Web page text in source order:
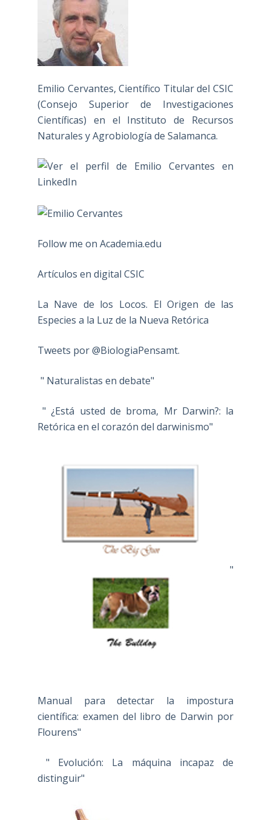
Emilio Cervantes, Científico Titular del CSIC
(Consejo Superior de Investigaciones
Científicas) en el Instituto de Recursos
Naturales y Agrobiología de Salamanca.
Follow me on Academia.edu
Artículos en digital CSIC
La Nave de los Locos. El Origen de las
Especies a la Luz de la Nueva Retórica
Tweets por @BiologiaPensamt.
" Naturalistas en debate"
" ¿Está usted de broma, Mr Darwin?: la
Retórica en el corazón del darwinismo"
"
Manual para detectar la impostura
científica: examen del libro de Darwin por
Flourens"
" Evolución: La máquina incapaz de
distinguir"